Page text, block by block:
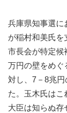
兵庫県知事選に
が稲村和美氏を
市長会が特定候
万円の壁をめぐ
対し、7－8兆
た。玉木氏はこ
大臣は知らぬ存